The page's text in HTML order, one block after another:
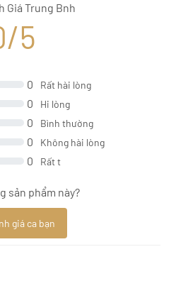
Giá Trung Bnh
5
0 Rất hài lòng
0 Hi lòng
0 Bình thường
0 Không hài lòng
0 Rất t
sản phẩm này?
giá ca bạn